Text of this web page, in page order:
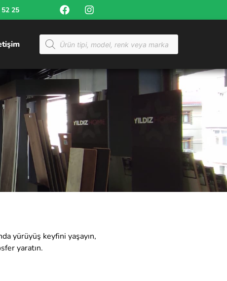
25
yürüyüş keyfini yaşayın,
yaratın.